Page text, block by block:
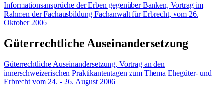
Informationsansprüche der Erben gegenüber Banken, Vortrag im
Rahmen der Fachausbildung Fachanwalt für Erbrecht, vom 26.
Oktober 2006
Güterrechtliche Auseinandersetzung
Güterrechtliche Auseinandersetzung, Vortrag an den
innerschweizerischen Praktikantentagen zum Thema Ehegüter- und
Erbrecht vom 24. - 26. August 2006